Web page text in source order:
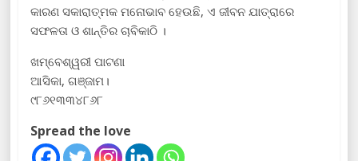
କାରଣ ସକାରାତ୍ମକ ମନୋଭାବ ହେଉଛି, ଏ ଜୀବନ ଯାତ୍ରାରେ
ସଫଳତା ଓ ଶାନ୍ତିର ଚାବିକାଠି ।
ଖମ୍ବେଶ୍ୱରୀ ପାଟଣା
ଆସିକା, ଗଞ୍ଜାମ।
୯୮୬୧୩୩୪୮୬୮
Spread the love